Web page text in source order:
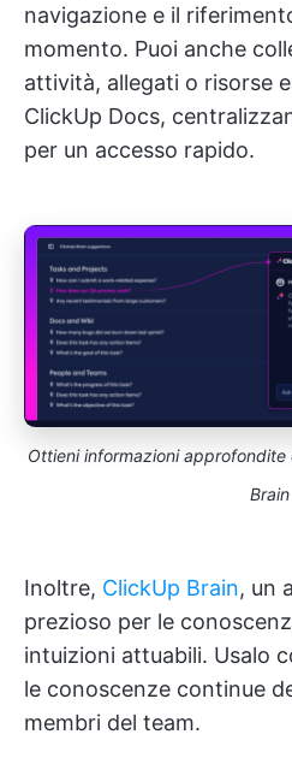
navigazione e il
momento. Puoi anche
attività, allegati o risorse
ClickUp Docs,
per un accesso rapido.
Ottieni informazioni
Brain
Inoltre, ClickUp Brain, un
prezioso per le
intuizioni attuabili. Usalo
le conoscenze continue
membri del team.